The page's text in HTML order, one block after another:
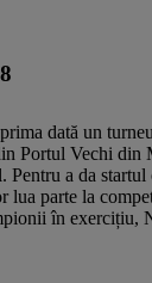
dată un
Portul Vechi
a da startul
parte la
în exercițiu,